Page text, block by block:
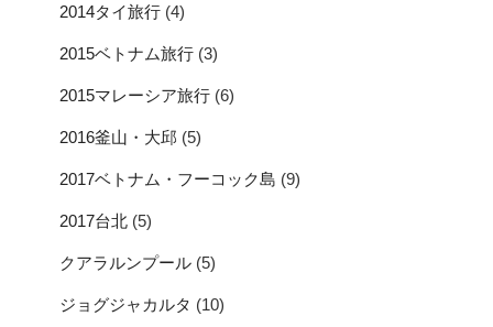
2014タイ旅行 (4)
2015ベトナム旅行 (3)
2015マレーシア旅行 (6)
2016釜山・大邱 (5)
2017ベトナム・フーコック島 (9)
2017台北 (5)
クアラルンプール (5)
ジョグジャカルタ (10)